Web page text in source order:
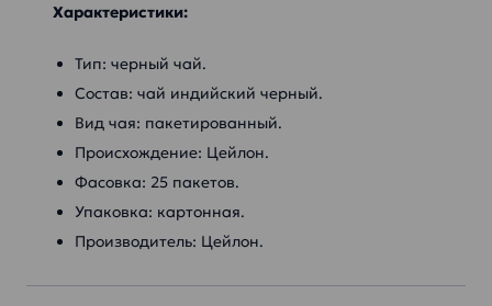
Характеристики:
Тип: черный чай.
Состав: чай индийский черный.
Вид чая: пакетированный.
Происхождение: Цейлон.
Фасовка: 25 пакетов.
Упаковка: картонная.
Производитель: Цейлон.